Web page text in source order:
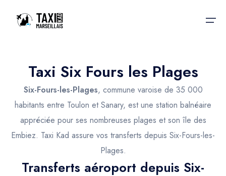
Accueil
Nos services
Nos services
Taxis Aéroport
Trajet Port croisière
Taxis aéroport
Taxi Six Fours les Plages
Six-Fours-les-Plages, commune varoise de 35 000
habitants entre Toulon et Sanary, est une station balnéaire
appréciée pour ses nombreuses plages et son île des
Embiez. Taxi Kad assure vos transferts depuis Six-Fours-les-
Plages.
Transferts aéroport depuis Six-